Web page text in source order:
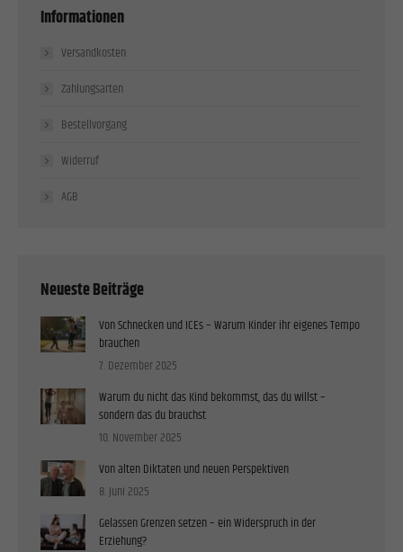
Informationen
Versandkosten
Zahlungsarten
Bestellvorgang
Widerruf
AGB
Neueste Beiträge
Von Schnecken und ICEs – Warum Kinder ihr eigenes Tempo
brauchen
7. Dezember 2025
Warum du nicht das Kind bekommst, das du willst –
sondern das du brauchst
10. November 2025
Von alten Diktaten und neuen Perspektiven
8. Juni 2025
Gelassen Grenzen setzen – ein Widerspruch in der
Erziehung?